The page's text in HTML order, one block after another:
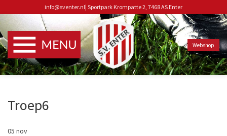
info@sventer.nl| Sportpark Krompatte 2, 7468 AS Enter
Webshop
Troep6
05 nov